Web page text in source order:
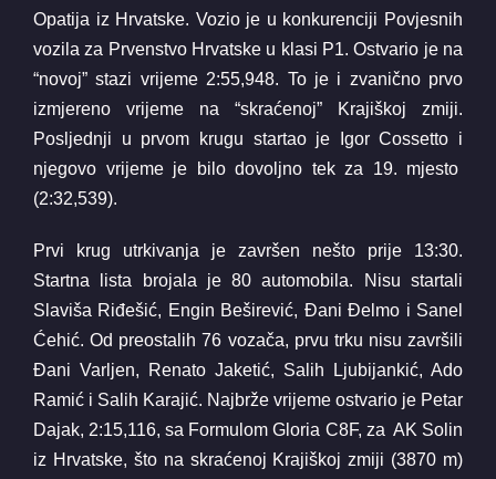
Opatija iz Hrvatske. Vozio je u konkurenciji Povjesnih
vozila za Prvenstvo Hrvatske u klasi P1. Ostvario je na
“novoj” stazi vrijeme 2:55,948. To je i zvanično prvo
izmjereno vrijeme na “skraćenoj” Krajiškoj zmiji.
Posljednji u prvom krugu startao je Igor Cossetto i
njegovo vrijeme je bilo dovoljno tek za 19. mjesto
(2:32,539).
Prvi krug utrkivanja je završen nešto prije 13:30.
Startna lista brojala je 80 automobila. Nisu startali
Slaviša Riđešić, Engin Beširević, Đani Đelmo i Sanel
Ćehić. Od preostalih 76 vozača, prvu trku nisu završili
Đani Varljen, Renato Jaketić, Salih Ljubijankić, Ado
Ramić i Salih Karajić. Najbrže vrijeme ostvario je Petar
Dajak, 2:15,116, sa Formulom Gloria C8F, za AK Solin
iz Hrvatske, što na skraćenoj Krajiškoj zmiji (3870 m)